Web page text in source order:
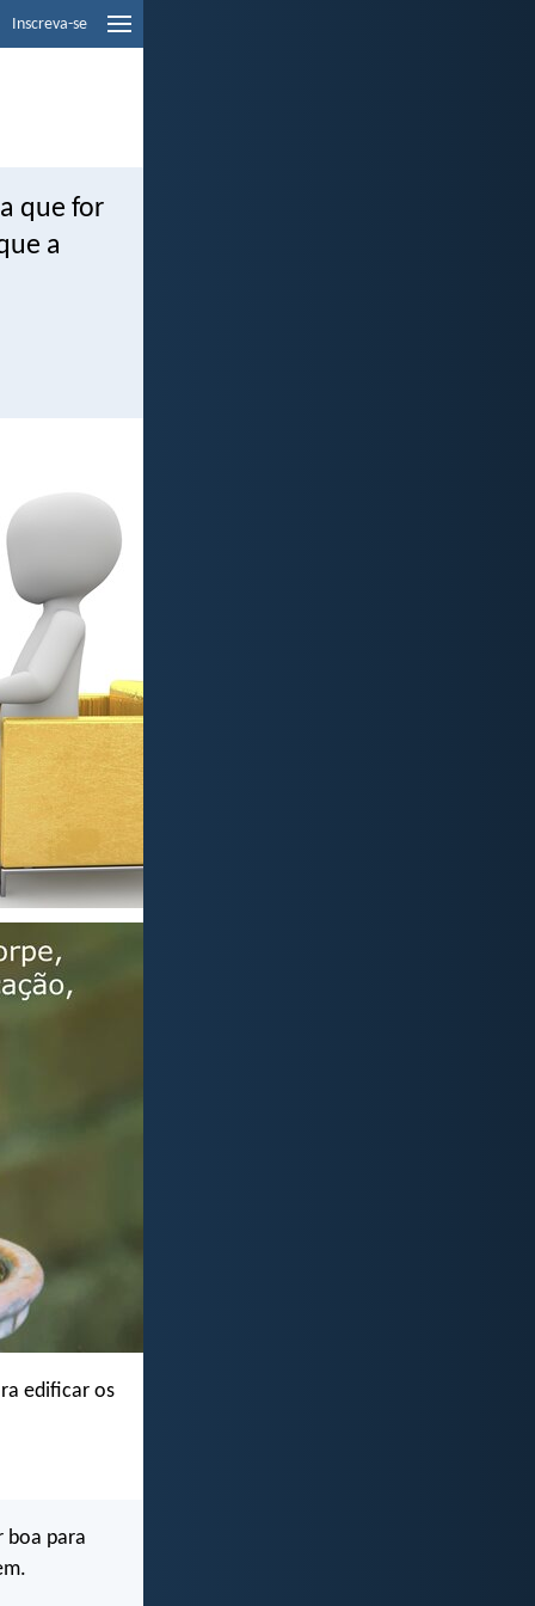
Inscreva-se
que for
a
edificar os
boa para